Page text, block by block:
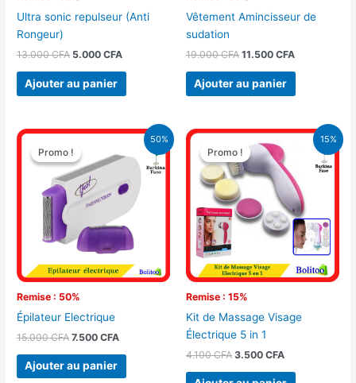
Ultra sonic repulseur (Anti
Rongeur)
13.000CFA 5.000CFA
Ajouter au panier
Vêtement Amincisseur de
sudation
19.000CFA 11.500 CFA
Ajouter au panier
50%
Promo !
Remise : 50%
Promo !
Épilateur Electrique
15.000CFA
Le
prix
initial
était :
15.000 CFA.
7.500CFA
Le
actuel
7.500 CFA.
Ajouter au panier
15%
Promo !
Remise : 15%
Promo !
Kit de Massage Visage
Électrique 5 in 1
4.100CFA
Le
prix
initial
était :
4.100 CFA.
3.500 CFA
Le
actuel
est :
3.500 CFA.